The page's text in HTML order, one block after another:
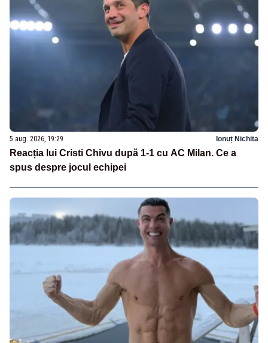
5 aug. 2026, 19:29 Ionuț Nichita
Reacția lui Cristi Chivu după 1-1 cu AC Milan. Ce a
spus despre jocul echipei